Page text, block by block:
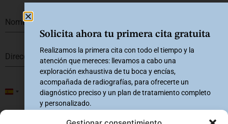
Nombre
Dirección de correo electrónico
Número de teléfono*
Spain +34
0 / 180
Solicita ahora tu primera cita gratuita
Realizamos la primera cita con todo el tiempo y la
atención que mereces: llevamos a cabo una
exploración exhaustiva de tu boca y encías,
acompañada de radiografías, para ofrecerte un
diagnóstico preciso y un plan de tratamiento completo
y personalizado.
Nombre*